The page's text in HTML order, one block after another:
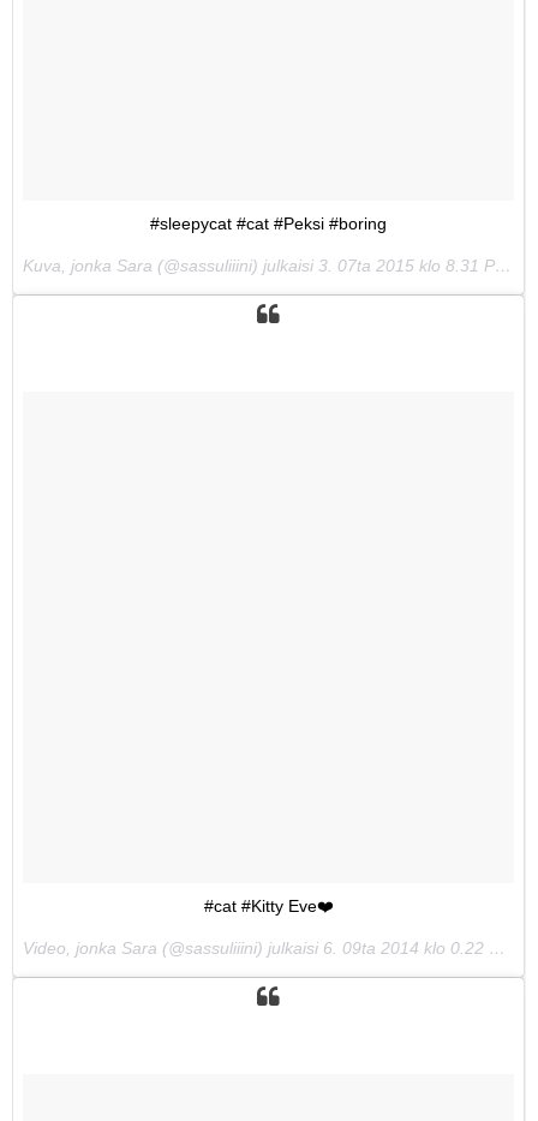
#sleepycat #cat #Peksi #boring
Kuva, jonka Sara (@sassuliiini) julkaisi 3. 07ta 2015 klo 8.31 PDT
#cat #Kitty Eve❤️
Video, jonka Sara (@sassuliiini) julkaisi 6. 09ta 2014 klo 0.22 PDT